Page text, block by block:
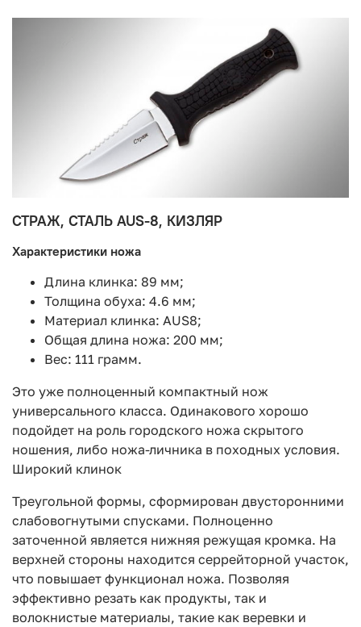
СТРАЖ, СТАЛЬ AUS-8, КИЗЛЯР
Характеристики ножа
Длина клинка: 89 мм;
Толщина обуха: 4.6 мм;
Материал клинка: AUS8;
Общая длина ножа: 200 мм;
Вес: 111 грамм.
Это уже полноценный компактный нож
универсального класса. Одинакового хорошо
подойдет на роль городского ножа скрытого
ношения, либо ножа-личника в походных условия.
Широкий клинок
Треугольной формы, сформирован двусторонними
слабовогнутыми спусками. Полноценно
заточенной является нижняя режущая кромка. На
верхней стороны находится серрейторной участок,
что повышает функционал ножа. Позволяя
эффективно резать как продукты, так и
волокнистые материалы, такие как веревки и